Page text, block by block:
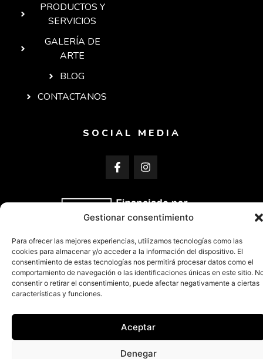
Gestionar consentimiento
Para ofrecer las mejores experiencias, utilizamos tecnologías como las
cookies para almacenar y/o acceder a la información del dispositivo. El
consentimiento de estas tecnologías nos permitirá procesar datos como el
comportamiento de navegación o las identificaciones únicas en este sitio.
consentir o retirar el consentimiento, puede afectar negativamente a ciertas
características y funciones.
Aceptar
Denegar
PRODUCTOS Y
SERVICIOS
GALERÍA DE
ARTE
BLOG
CONTACTANOS
SOCIAL MEDIA
CENTRO ARTESANAL DE RESTAURACIÓN Y DISEÑO MODERNO DE LA PIEDRA,